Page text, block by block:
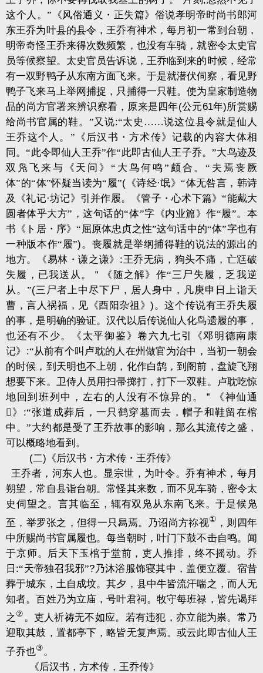
这个人。”《风俗通义・正失篇》俗说孝明帝时尚书郎河
东王乔为叶县的县令，王乔有神术，每月初一常到台朝，
明帝奇怪王乔来得次数频繁，也没有车骑，就密令太史官
员等候察望。太史官员告诉说，王乔临到来的时候，经常
有一双野鸭子从东南方面飞来。于是就潜伏伺察，看见野
鸭子飞来马上举网捕捉，只捕得一只鞋。使为皇家制造物
品的尚方官署来辨识察看，原来是四年(公元61年)所赏赐
给尚书官属的鞋。”又说:“太史……说这位县令就是仙人
王乔这个人。”《后汉书・方术传》记载的内容大体相
同。“此令即仙人王乔”作“此即古仙人王子乔。”大鸟迹及
双凫飞来与《天问》“大鸟何鸣”颇合。“夫焉丧厥
体”的“体”怀疑当读为“履”( 《诗经·氓》“体无咎言，韩诗
及《礼记·坊记》引并作履。《管子・心术下篇》“能戴大
圆者体乎大方”，这句话的“体”字《内业篇》作“履”。本
书《ト居・序》“屈原体忠贞之性”这句话中的“体”字也有
一种版本作“履”)。丧履就是举纲捕得鞋的说法的源出的
地方。《易林・谦之谦》 :王乔无病，狗头不痛，亡尩破
失履，已我送从。＂《随之解》作“三尸失履，乏我逆
从。”(三尸者上中尽下尸，居人身中，凡庚申日上诣天
曹，言人祸福，见《酉阳杂祖》)。这个传说有王乔失履
的事，是明确的验证。汉代以后传说仙人化鸟遗履的事，
也还有不少。《太平御鉴》卷六九七引《邓明德南康
记》 :“从前有个叫卢耽的人在州做官为治中，当初一朝会
的时候，到天明也不上朝，化作白鹄，到阁前，盘旋飞翔
想要下来。卫侍人员用扫帚掷打，打下一双鞋。卢耽吃惊
地回到班列中，左右的人没有不惊异的。＂《神仙通
》 :“张道成葬后，一只鹤穿墓而去，帽子和鞋留在棺
中。”大约都是受了王乔故事的影响，那么其流传之盛，
可以概略地看到。
(二) 《后汉书・方术传・王乔传》
王乔者，河东人也。显宗世，为叶令。乔有神术，每月
朔望，常自县诣台朝。常怪其来数，而不见车骑，密令太
史伺望之。言其临至，辄有双凫从东南飞来。于是候凫
至，举罗张之，但得一只舄焉。乃诏尚方祢视① ，则四年
中所赐尚书官属履也。每当朝时，叶门下鼓不击自鸣。闻
于京师。后天下玉棺于堂前，吏人推排，终不摇动。乔
日 :“天帝独召我邪”?乃沐浴服饰寝其中，盖便立覆。宿昔
葬于城东，土自成坟。其夕，县中牛皆流汗喘之，而人无
知者。百姓乃为立庙，号叶君祠。牧守每班禄，皆先谒拜
之②。吏人祈祷无不如应。若有违犯，亦立能为祟。常乃
迎取其鼓，置都亭下，略皆无复声焉。或云此即古仙人王
子乔也③。
《后汉书，方术传，王乔传》